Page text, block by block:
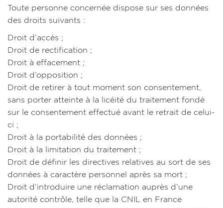
Toute personne concernée dispose sur ses données
des droits suivants :
Droit d’accès ;
Droit de rectification ;
Droit à effacement ;
Droit d’opposition ;
Droit de retirer à tout moment son consentement,
sans porter atteinte à la licéité du traitement fondé
sur le consentement effectué avant le retrait de celui-
ci ;
Droit à la portabilité des données ;
Droit à la limitation du traitement ;
Droit de définir les directives relatives au sort de ses
données à caractère personnel après sa mort ;
Droit d’introduire une réclamation auprès d’une
autorité contrôle, telle que la CNIL en France